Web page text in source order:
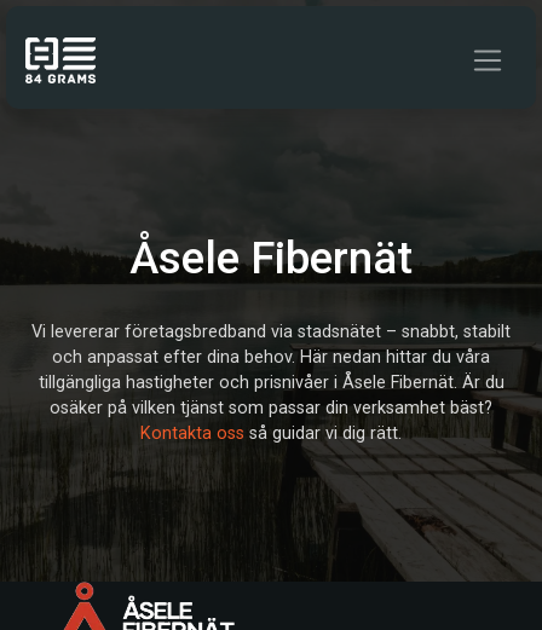
Åsele Fibernät
Vi levererar företagsbredband via stadsnätet – snabbt, stabilt
och anpassat efter dina behov. Här nedan hittar du våra
tillgängliga hastigheter och prisnivåer i Åsele Fibernät. Är du
osäker på vilken tjänst som passar din verksamhet bäst?
Kontakta oss så guidar vi dig rätt.